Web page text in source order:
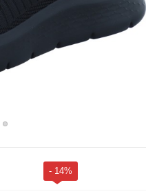
- 14%